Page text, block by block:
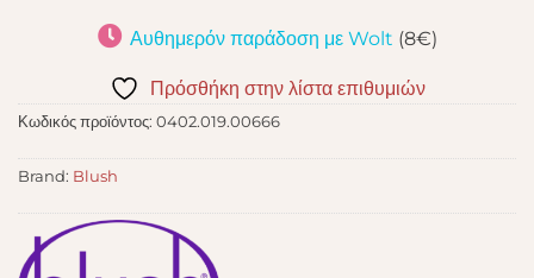
Αυθημερόν παράδοση με Wolt (8€)
Πρόσθήκη στην λίστα επιθυμιών
Κωδικός προϊόντος: 0402.019.00666
Brand: Blush